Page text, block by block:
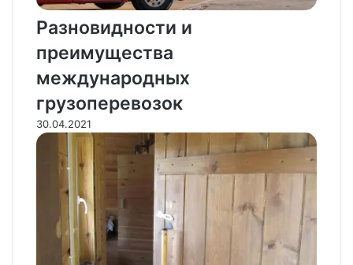
Разновидности и
преимущества
международных
грузоперевозок
30.04.2021